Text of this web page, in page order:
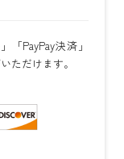
PayPay決済」
ただけます。